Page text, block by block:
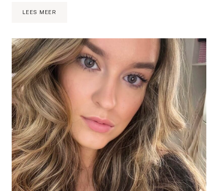
LEES MEER
LOOSE
POWDER
–
TALKVRIJ